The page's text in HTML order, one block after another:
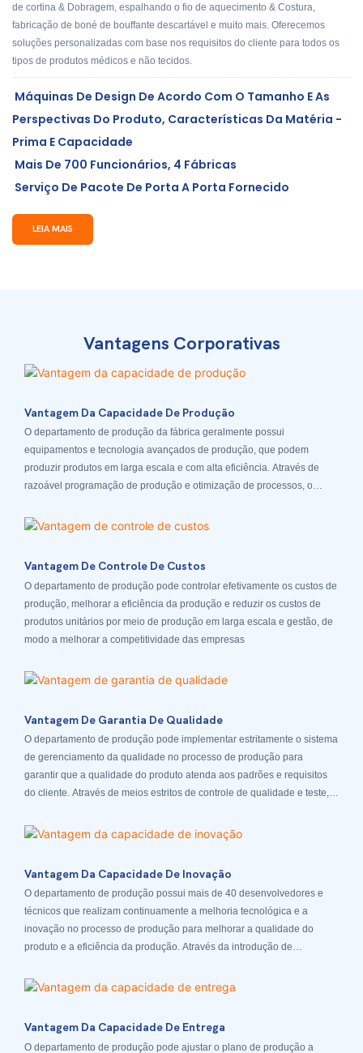
de cortina & Dobragem, espalhando o fio de aquecimento & Costura,
fabricação de boné de bouffante descartável e muito mais. Oferecemos
soluções personalizadas com base nos requisitos do cliente para todos os
tipos de produtos médicos e não tecidos.
Máquinas De Design De Acordo Com O Tamanho E As
Perspectivas Do Produto, Características Da Matéria -
Prima E Capacidade
Mais De 700 Funcionários, 4 Fábricas
Serviço De Pacote De Porta A Porta Fornecido
LEIA MAIS
Vantagens Corporativas
Vantagem Da Capacidade De Produção
O departamento de produção da fábrica geralmente possui
equipamentos e tecnologia avançados de produção, que podem
produzir produtos em larga escala e com alta eficiência. Através de
razoável programação de produção e otimização de processos, o
do mercado e atender aos pedidos dos clientes
Vantagem De Controle De Custos
O departamento de produção pode controlar efetivamente os custos de
produção, melhorar a eficiência da produção e reduzir os custos de
produtos unitários por meio de produção em larga escala e gestão, de
modo a melhorar a competitividade das empresas
Vantagem De Garantia De Qualidade
O departamento de produção pode implementar estritamente o sistema
de gerenciamento da qualidade no processo de produção para
garantir que a qualidade do produto atenda aos padrões e requisitos
do cliente. Através de meios estritos de controle de qualidade e teste,
departamentos estritos de inspeção de qualidade interna e cada
Vantagem Da Capacidade De Inovação
O departamento de produção possui mais de 40 desenvolvedores e
técnicos que realizam continuamente a melhoria tecnológica e a
inovação no processo de produção para melhorar a qualidade do
produto e a eficiência da produção. Através da introdução de
continuamente a competitividade de nossos produtos
Vantagem Da Capacidade De Entrega
O departamento de produção pode ajustar o plano de produção a